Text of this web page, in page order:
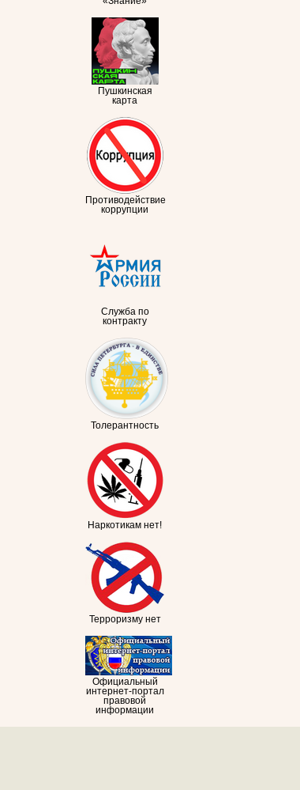
Пушкинская
карта
Противодействие
коррупции
Служба по
контракту
Толерантность
Наркотикам нет!
Терроризму нет
Официальный
интернет-портал
правовой
информации